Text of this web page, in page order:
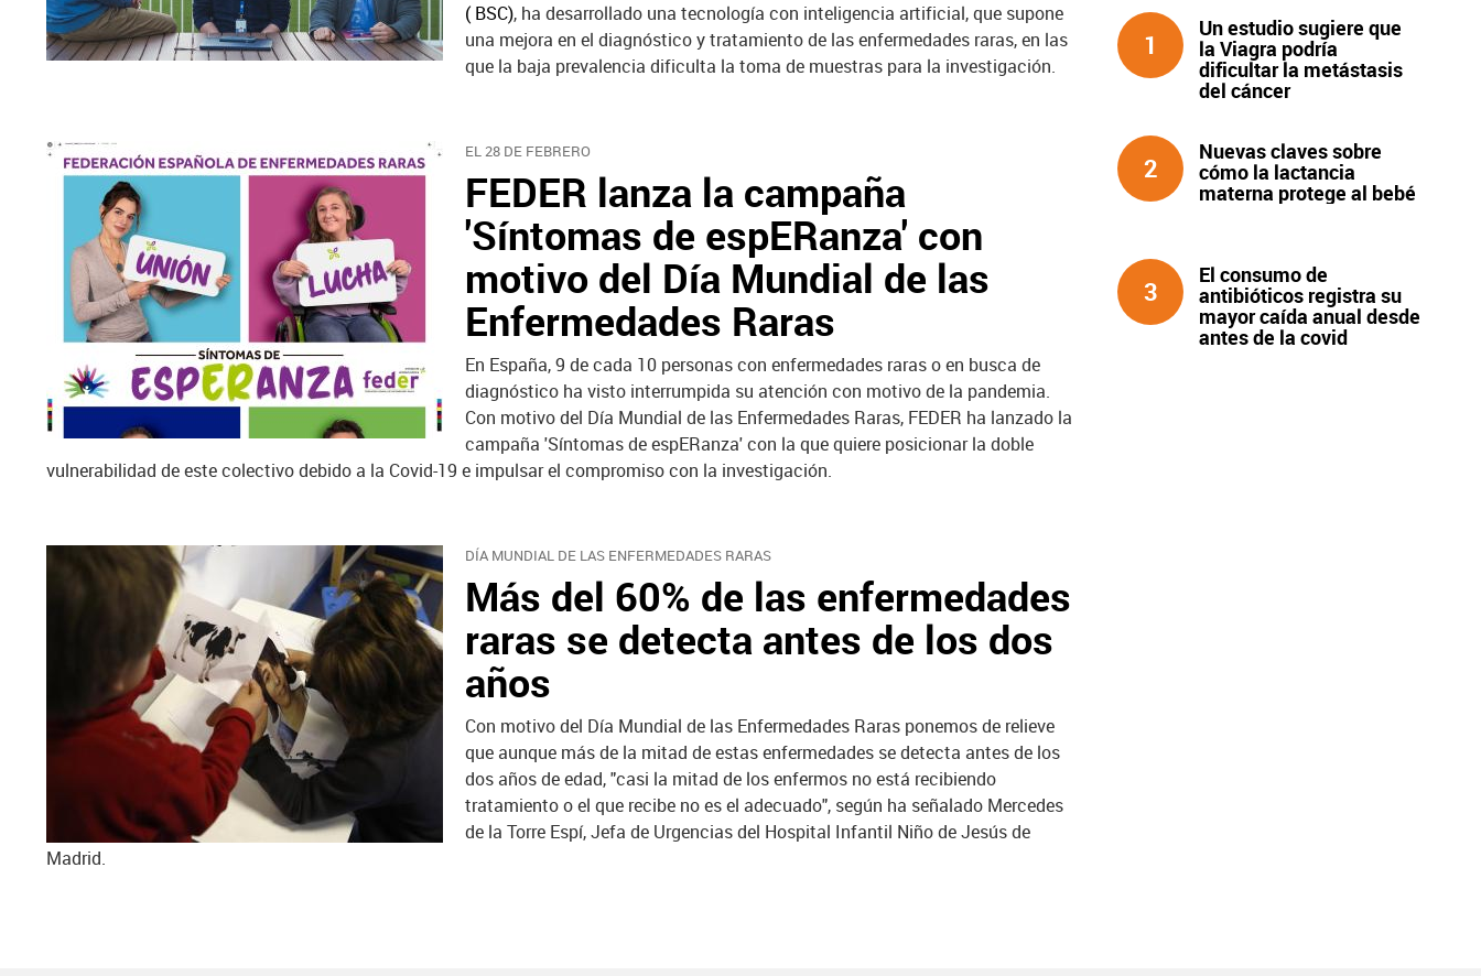
( BSC), ha desarrollado una tecnología con inteligencia artificial, que supone
una mejora en el diagnóstico y tratamiento de las enfermedades raras, en las
que la baja prevalencia dificulta la toma de muestras para la investigación.
EL 28 DE FEBRERO
FEDER lanza la campaña
'Síntomas de espERanza' con
motivo del Día Mundial de las
Enfermedades Raras
En España, 9 de cada 10 personas con enfermedades raras o en busca de
diagnóstico ha visto interrumpida su atención con motivo de la pandemia.
Con motivo del Día Mundial de las Enfermedades Raras, FEDER ha lanzado la
campaña 'Síntomas de espERanza' con la que quiere posicionar la doble
vulnerabilidad de este colectivo debido a la Covid-19 e impulsar el compromiso con la investigación.
DÍA MUNDIAL DE LAS ENFERMEDADES RARAS
Más del 60% de las enfermedades
raras se detecta antes de los dos
años
Con motivo del Día Mundial de las Enfermedades Raras ponemos de relieve
que aunque más de la mitad de estas enfermedades se detecta antes de los
dos años de edad, "casi la mitad de los enfermos no está recibiendo
tratamiento o el que recibe no es el adecuado", según ha señalado Mercedes
de la Torre Espí, Jefa de Urgencias del Hospital Infantil Niño de Jesús de
Madrid.
1
Un estudio sugiere que
la Viagra podría
dificultar la metástasis
del cáncer
2
Nuevas claves sobre
cómo la lactancia
materna protege al bebé
3
El consumo de
antibióticos registra su
mayor caída anual desde
antes de la covid